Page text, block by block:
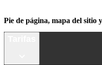
Pie de página, mapa del sitio